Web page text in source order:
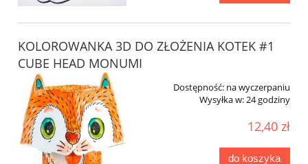
KOLOROWANKA 3D DO ZŁOŻENIA KOTEK #1
CUBE HEAD MONUMI
Dostępność: na wyczerpaniu
Wysyłka w:24 godziny
12,40 zł
do koszyka